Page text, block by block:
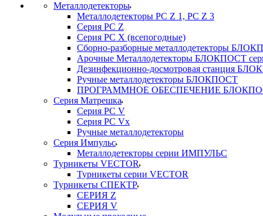
Металлодетекторы
Металлодетекторы РС Z 1, PC Z 3
Серия РС Z
Серия РС X (всепогодные)
Сборно-разборные металлодетекторы
Арочные Металлодетекторы БЛОКПОСТ
Дезинфекционно-досмотровая станция
Ручные металлодетекторы БЛОКПОСТ
ПРОГРАММНОЕ ОБЕСПЕЧЕНИЕ
Серия Матрешка
Серия PC V
Серия PC Vx
Ручные металлодетекторы
Серия Импульс
Металлодетекторы серии ИМПУЛЬС
Турникеты VECTOR
Турникеты серии VECTOR
Турникеты СПЕКТР
СЕРИЯ Z
СЕРИЯ V